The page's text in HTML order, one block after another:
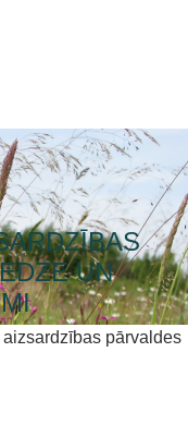
UN
aizsardzības pārvaldes